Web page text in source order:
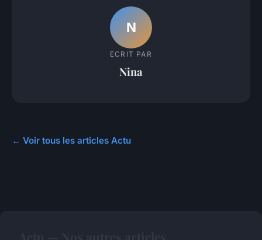
N
ECRIT PAR
Nina
← Voir tous les articles Actu